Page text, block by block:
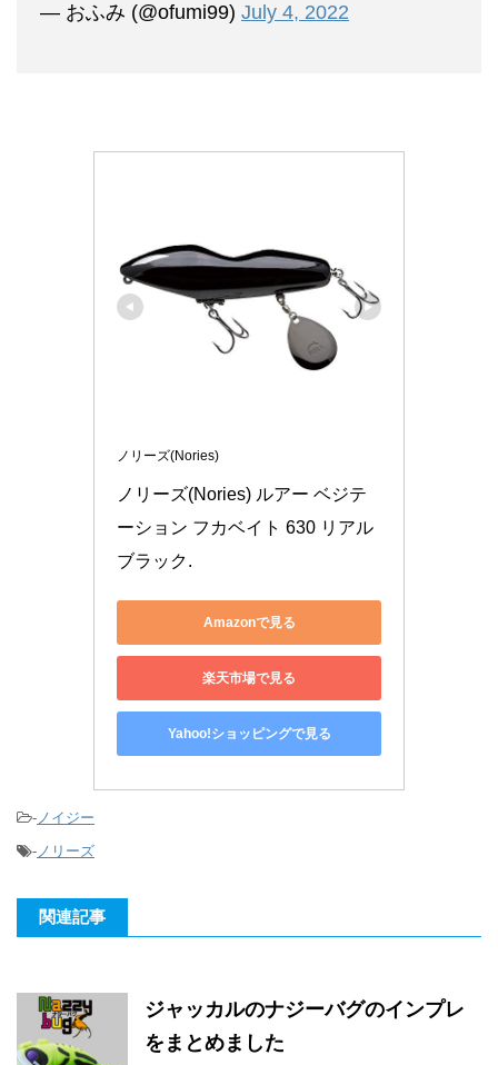
— おふみ (@ofumi99) July 4, 2022
ノリーズ(Nories)
ノリーズ(Nories) ルアー ベジテ
ーション フカベイト 630 リアル
ブラック.
Amazonで見る
楽天市場で見る
Yahoo!ショッピングで見る
-ノイジー
-ノリーズ
関連記事
ジャッカルのナジーバグのインプレ
をまとめました